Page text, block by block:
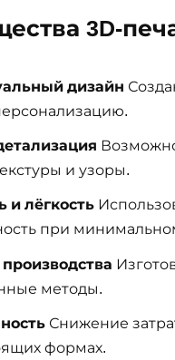
3D-
дизайн
и узоры.
и лёгкость
при
методы.
Снижение
формах.